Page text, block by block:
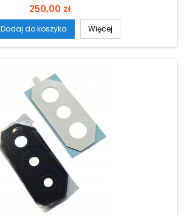
Cena
250,00 zł
Dodaj do koszyka Więcej